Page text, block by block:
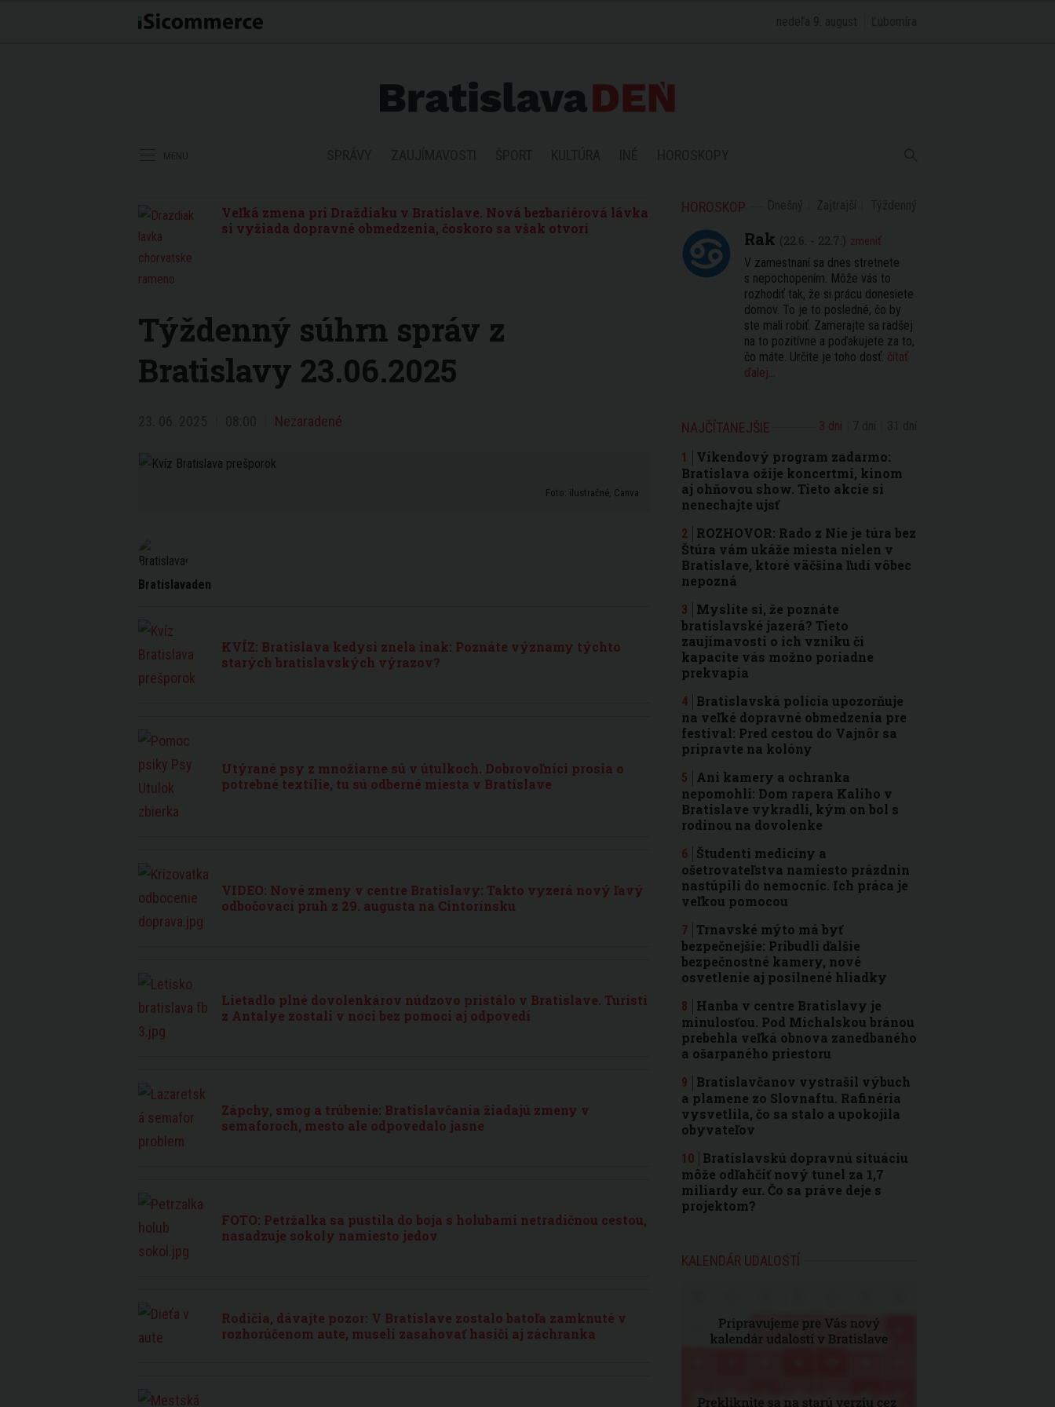
Veľká zmena pri Draždiaku v Bratislave. Nová bezbariérová lávka
si vyžiada dopravné obmedzenia, čoskoro sa však otvorí
Týždenný súhrn správ z
Bratislavy 23.06.2025
Nezaradené
Foto: ilustračné, Canva
Bratislavaden
KVÍZ: Bratislava kedysi znela inak: Poznáte významy týchto
starých bratislavských výrazov?
Utýrané psy z množiarne sú v útulkoch. Dobrovoľníci prosia o
potrebné textílie, tu sú odberné miesta v Bratislave
VIDEO: Nové zmeny v centre Bratislavy: Takto vyzerá nový ľavý
odbočovací pruh z 29. augusta na Cintorínsku
Lietadlo plné dovolenkárov núdzovo pristálo v Bratislave. Turisti
z Antalye zostali v noci bez pomoci aj odpovedí
Zápchy, smog a trúbenie: Bratislavčania žiadajú zmeny v
semaforoch, mesto ale odpovedalo jasne
FOTO: Petržalka sa pustila do boja s holubami netradičnou cestou,
nasadzuje sokoly namiesto jedov
Rodičia, dávajte pozor: V Bratislave zostalo batoľa zamknuté v
rozhorúčenom aute, museli zasahovať hasiči aj záchranka
HOROSKOP
Rak (22.6. - 22.7.) zmeniť
V zamestnaní sa dnes stretnete
s nepochopením. Môže vás to
rozhodiť tak, že si prácu donesiete
domov. To je to posledné, čo by
ste mali robiť. Zamerajte sa radšej
na to pozitívne a poďakujete za to,
čo máte. Určite je toho dosť. čítať
ďalej...
NAJČÍTANEJŠIE 3 dni
Víkendový program zadarmo:
Bratislava ožije koncertmi, kinom
aj ohňovou show. Tieto akcie si
nenechajte ujsť
ROZHOVOR: Rado z Nie je túra bez
Štúra vám ukáže miesta nielen v
Bratislave, ktoré väčšina ľudí vôbec
nepozná
Myslíte si, že poznáte
bratislavské jazerá? Tieto
zaujímavosti o ich vzniku či
kapacite vás možno poriadne
prekvapia
Bratislavská polícia upozorňuje
na veľké dopravné obmedzenia pre
festival: Pred cestou do Vajnôr sa
pripravte na kolóny
Ani kamery a ochranka
nepomohli: Dom rapera Kaliho v
Bratislave vykradli, kým on bol s
rodinou na dovolenke
Študenti medicíny a
ošetrovateľstva namiesto prázdnin
nastúpili do nemocníc. Ich práca je
veľkou pomocou
Trnavské mýto má byť
bezpečnejšie: Pribudli ďalšie
bezpečnostné kamery, nové
osvetlenie aj posilnené hliadky
Hanba v centre Bratislavy je
minulosťou. Pod Michalskou bránou
prebehla veľká obnova zanedbaného
a ošarpaného priestoru
Bratislavčanov vystrašil výbuch
a plamene zo Slovnaftu. Rafinéria
vysvetlila, čo sa stalo a upokojila
obyvateľov
Bratislavskú dopravnú situáciu
môže odľahčiť nový tunel za 1,7
miliardy eur. Čo sa práve deje s
projektom?
KALENDÁR UDALOSTÍ